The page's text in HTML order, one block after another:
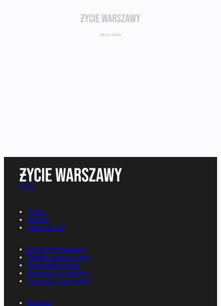
O nas
Kontakt
Napisz do nas
Polityka Prywatności
Zmiana ustawień zgód
Regulamin serwisu
Informacje o nadawcy
Deklaracja dostępności
Reklama